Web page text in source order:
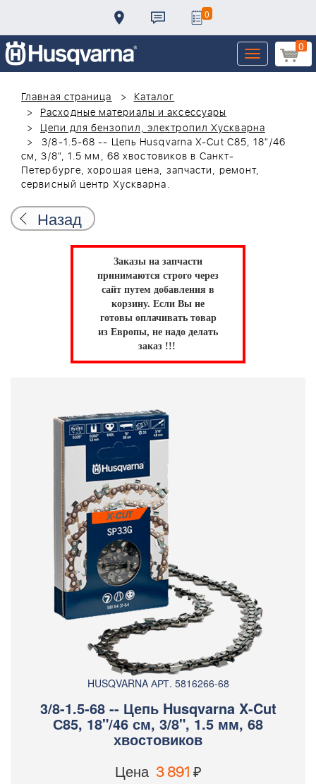
0
0
Toggle
navigation
Главная страница
Каталог
Расходные материалы и аксессуары
Цепи для бензопил, электропил Хускварна
3/8-1.5-68 -- Цепь Husqvarna X-Cut С85, 18"/46
см, 3/8", 1.5 мм, 68 хвостовиков в Санкт-
Петербурге, хорошая цена, запчасти, ремонт,
сервисный центр Хускварна.
Назад
Заказы на запчасти
принимаются строго через
сайт путем добавления в
корзину. Если Вы не
готовы оплачивать товар
из Европы, не надо делать
заказ !!!
HUSQVARNA АРТ. 5816266-68
3/8-1.5-68 -- Цепь Husqvarna X-Cut
С85, 18"/46 см, 3/8", 1.5 мм, 68
хвостовиков
Цена 3 891 ₽